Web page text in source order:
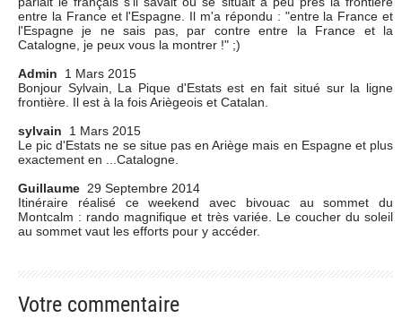
entre la France et l'Espagne. Il m'a répondu : "entre la France et
l'Espagne je ne sais pas, par contre entre la France et la
Catalogne, je peux vous la montrer !" ;)
Admin
1 Mars 2015
Bonjour Sylvain, La Pique d'Estats est en fait situé sur la ligne
frontière. Il est à la fois Ariègeois et Catalan.
sylvain
1 Mars 2015
Le pic d'Estats ne se situe pas en Ariège mais en Espagne et plus
exactement en ...Catalogne.
Guillaume 29 Septembre 2014
Itinéraire réalisé ce weekend avec bivouac au sommet du
Montcalm : rando magnifique et très variée. Le coucher du soleil
au sommet vaut les efforts pour y accéder.
Votre commentaire